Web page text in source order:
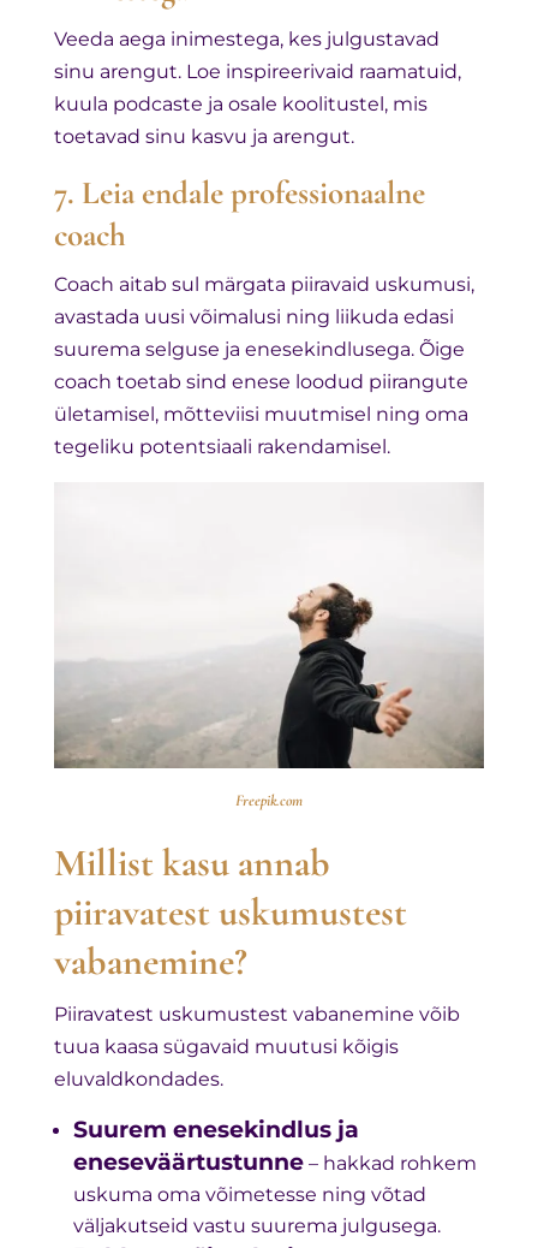
Veeda aega inimestega, kes julgustavad
sinu arengut. Loe inspireerivaid raamatuid,
kuula podcaste ja osale koolitustel, mis
toetavad sinu kasvu ja arengut.
7. Leia endale professionaalne
coach
Coach aitab sul märgata piiravaid uskumusi,
avastada uusi võimalusi ning liikuda edasi
suurema selguse ja enesekindlusega. Õige
coach toetab sind enese loodud piirangute
ületamisel, mõtteviisi muutmisel ning oma
tegeliku potentsiaali rakendamisel.
Freepik.com
Millist kasu annab
piiravatest uskumustest
vabanemine?
Piiravatest uskumustest vabanemine võib
tuua kaasa sügavaid muutusi kõigis
eluvaldkondades.
Suurem enesekindlus ja
eneseväärtustunne– hakkad rohkem
uskuma oma võimetesse ning võtad
väljakutseid vastu suurema julgusega.